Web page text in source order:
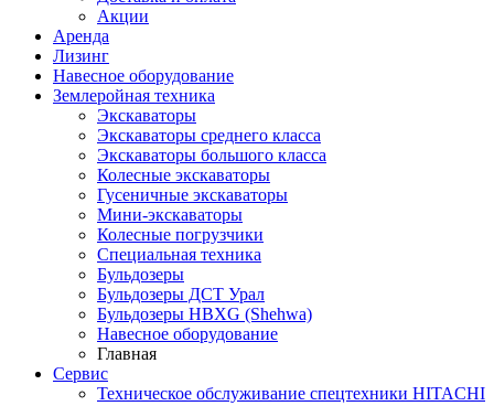
Акции
Аренда
Лизинг
Навесное оборудование
Землеройная техника
Экскаваторы
Экскаваторы среднего класса
Экскаваторы большого класса
Колесные экскаваторы
Гусеничные экскаваторы
Мини-экскаваторы
Колесные погрузчики
Специальная техника
Бульдозеры
Бульдозеры ДСТ Урал
Бульдозеры HBXG (Shehwa)
Навесное оборудование
Главная
Сервис
Техническое обслуживание спецтехники HITACHI